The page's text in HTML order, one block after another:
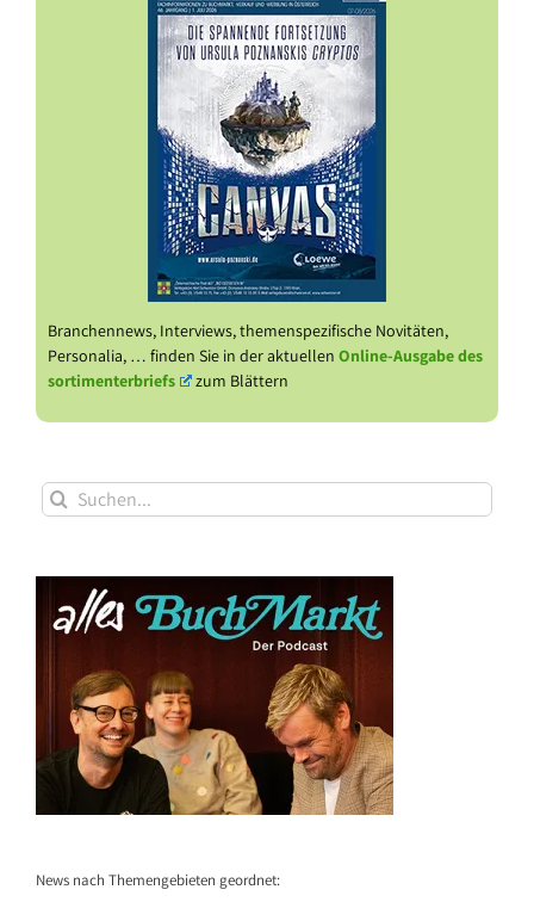
Branchennews, Interviews, themenspezifische Novitäten,
Personalia, … finden Sie in der aktuellen Online-Ausgabe des
sortimenterbriefs
zum Blättern
Suche
nach:
News nach Themengebieten geordnet: